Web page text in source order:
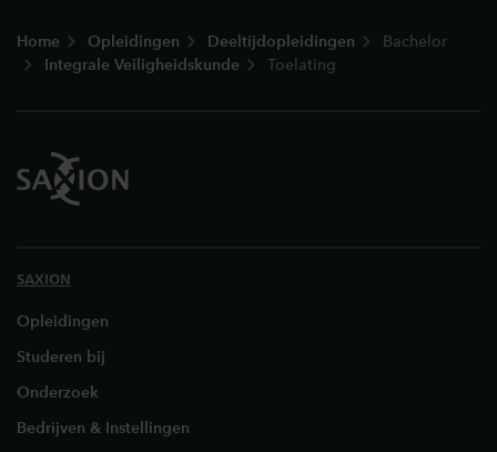
Home Opleidingen Deeltijdopleidingen
Bachelor
Integrale Veiligheidskunde
Toelating
SAXION
Opleidingen
Studeren bij
Onderzoek
Bedrijven & Instellingen